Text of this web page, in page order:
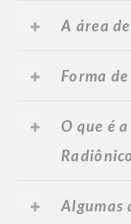
A área
Forma
O que é
Algumas